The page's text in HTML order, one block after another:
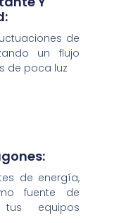
de
un flujo
de poca luz
de energía,
fuente de
tus equipos